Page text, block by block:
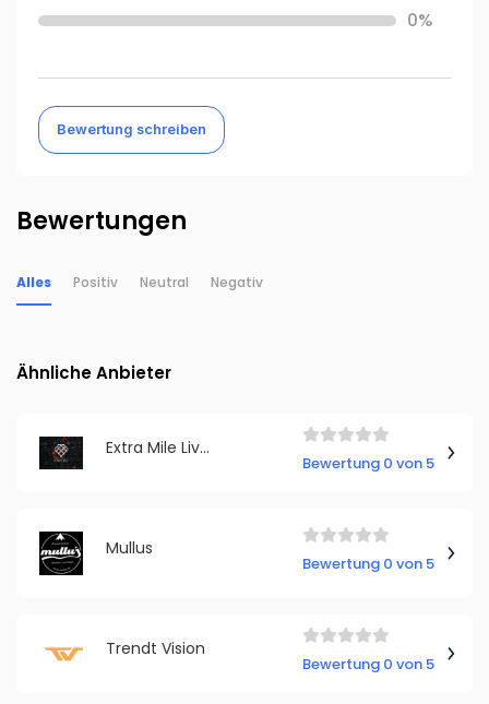
0%
Bewertung schreiben
Bewertungen
Alles Positiv Neutral Negativ
Ähnliche Anbieter
Extra Mile Live Service GmbH
Bewertung 0 von 5
Mullus
Bewertung 0 von 5
Trendt Vision
Bewertung 0 von 5